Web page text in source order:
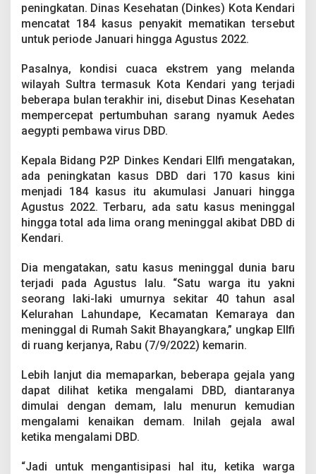
a
1
4
a
s
u
s
n
5
O
n
e
n
n
g
g
a
u
n
i
a
peningkatan. Dinas Kesehatan (Dinkes) Kota Kendari
mencatat 184 kasus penyakit mematikan tersebut
untuk periode Januari hingga Agustus 2022.
Pasalnya, kondisi cuaca ekstrem yang melanda
wilayah Sultra termasuk Kota Kendari yang terjadi
beberapa bulan terakhir ini, disebut Dinas Kesehatan
mempercepat pertumbuhan sarang nyamuk Aedes
aegypti pembawa virus DBD.
Kepala Bidang P2P Dinkes Kendari Ellfi mengatakan,
ada peningkatan kasus DBD dari 170 kasus kini
menjadi 184 kasus itu akumulasi Januari hingga
Agustus 2022. Terbaru, ada satu kasus meninggal
hingga total ada lima orang meninggal akibat DBD di
Kendari.
Dia mengatakan, satu kasus meninggal dunia baru
terjadi pada Agustus lalu. “Satu warga itu yakni
seorang laki-laki umurnya sekitar 40 tahun asal
Kelurahan Lahundape, Kecamatan Kemaraya dan
meninggal di Rumah Sakit Bhayangkara,” ungkap Ellfi
di ruang kerjanya, Rabu (7/9/2022) kemarin.
Lebih lanjut dia memaparkan, beberapa gejala yang
dapat dilihat ketika mengalami DBD, diantaranya
dimulai dengan demam, lalu menurun kemudian
mengalami kenaikan demam. Inilah gejala awal
ketika mengalami DBD.
“Jadi untuk mengantisipasi hal itu, ketika warga